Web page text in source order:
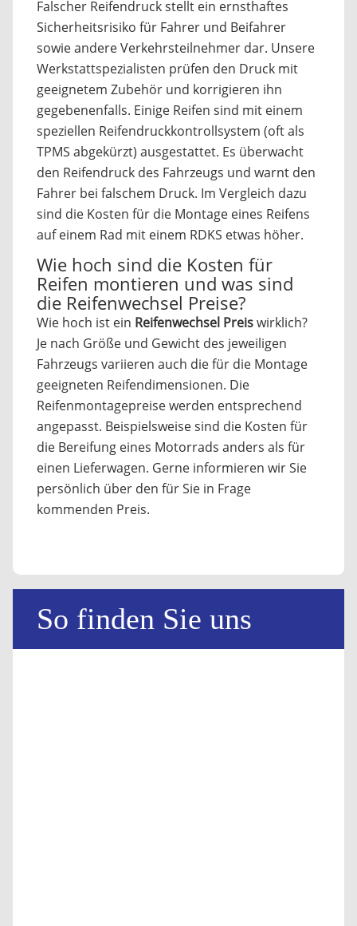
Falscher Reifendruck stellt ein ernsthaftes
Sicherheitsrisiko für Fahrer und Beifahrer
sowie andere Verkehrsteilnehmer dar. Unsere
Werkstattspezialisten prüfen den Druck mit
geeignetem Zubehör und korrigieren ihn
gegebenenfalls. Einige Reifen sind mit einem
speziellen Reifendruckkontrollsystem (oft als
TPMS abgekürzt) ausgestattet. Es überwacht
den Reifendruck des Fahrzeugs und warnt den
Fahrer bei falschem Druck. Im Vergleich dazu
sind die Kosten für die Montage eines Reifens
auf einem Rad mit einem RDKS etwas höher.
Wie hoch sind die Kosten für
Reifen montieren und was sind
die Reifenwechsel Preise?
Wie hoch ist ein Reifenwechsel Preiswirklich?
Je nach Größe und Gewicht des jeweiligen
Fahrzeugs variieren auch die für die Montage
geeigneten Reifendimensionen. Die
Reifenmontagepreise werden entsprechend
angepasst. Beispielsweise sind die Kosten für
die Bereifung eines Motorrads anders als für
einen Lieferwagen. Gerne informieren wir Sie
persönlich über den für Sie in Frage
kommenden Preis.
So finden Sie uns